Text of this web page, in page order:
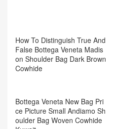
How To Distinguish True And
False Bottega Veneta Madis
on Shoulder Bag Dark Brown
Cowhide
Bottega Veneta New Bag Pri
ce Picture Small Andiamo Sh
oulder Bag Woven Cowhide